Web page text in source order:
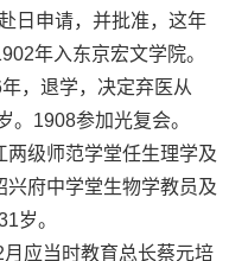
日申请，并批准，这年
年入东京宏文学院。
，退学，决定弃医从
。1908参加光复会。
级师范学堂任生理学及
府中学堂生物学教员及
岁。
应当时教育总长蔡元培